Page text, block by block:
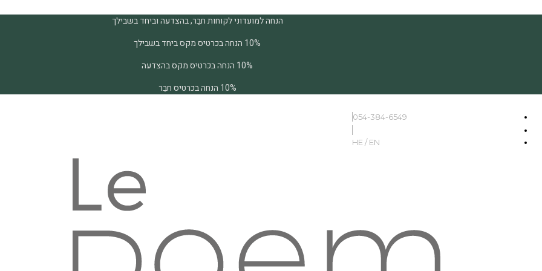
הנחה למועדוני לקוחות חבֵר, בהצדעה וביחד בשבילך
10% הנחה בכרטיס מקס ביחד בשבילך
10% הנחה בכרטיס מקס בהצדעה
10% הנחה בכרטיס חבֵר
054-384-6549
HE / EN